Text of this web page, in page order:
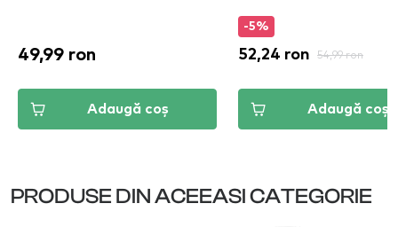
49,99 ron
Adaugă coș
-5%
52,24 ron 54,99 ron
Adaugă coș
PRODUSE DIN ACEEASI CATEGORIE